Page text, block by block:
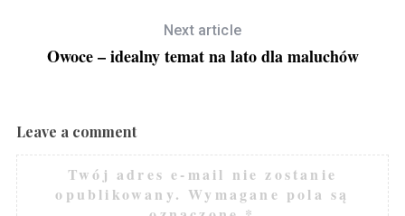
Next article
Owoce – idealny temat na lato dla maluchów
Leave a comment
Twój adres e-mail nie zostanie
opublikowany. Wymagane pola są